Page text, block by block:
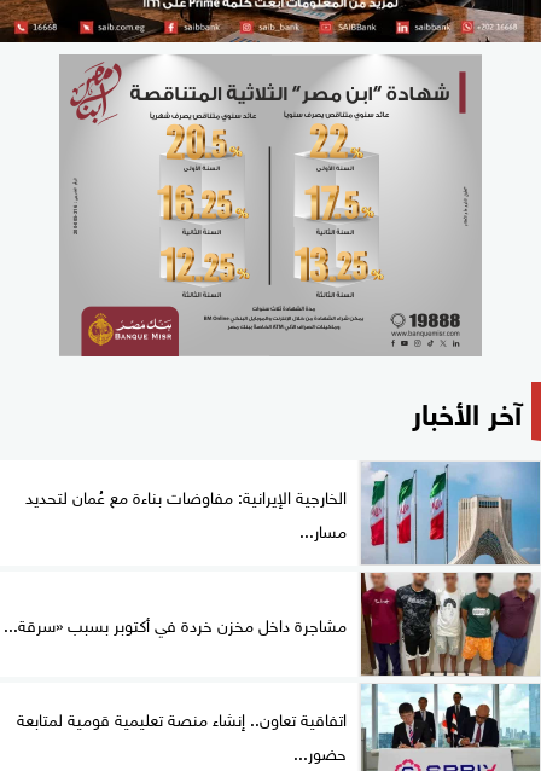
آخر الأخبار
الخارجية الإيرانية: مفاوضات بناءة مع عُمان لتحديد
مسار...
مشاجرة داخل مخزن خردة في أكتوبر بسبب «سرقة...
اتفاقية تعاون.. إنشاء منصة تعليمية قومية لمتابعة
حضور...